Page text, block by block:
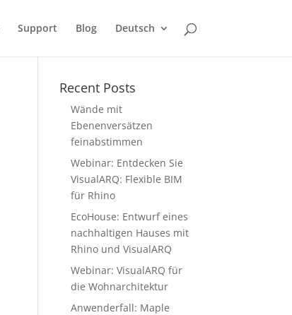
Support Blog Deutsch
Recent Posts
Wände mit
Ebenenversätzen
feinabstimmen
Webinar: Entdecken Sie
VisualARQ: Flexible BIM
für Rhino
EcoHouse: Entwurf eines
nachhaltigen Hauses mit
Rhino und VisualARQ
Webinar: VisualARQ für
die Wohnarchitektur
Anwenderfall: Maple